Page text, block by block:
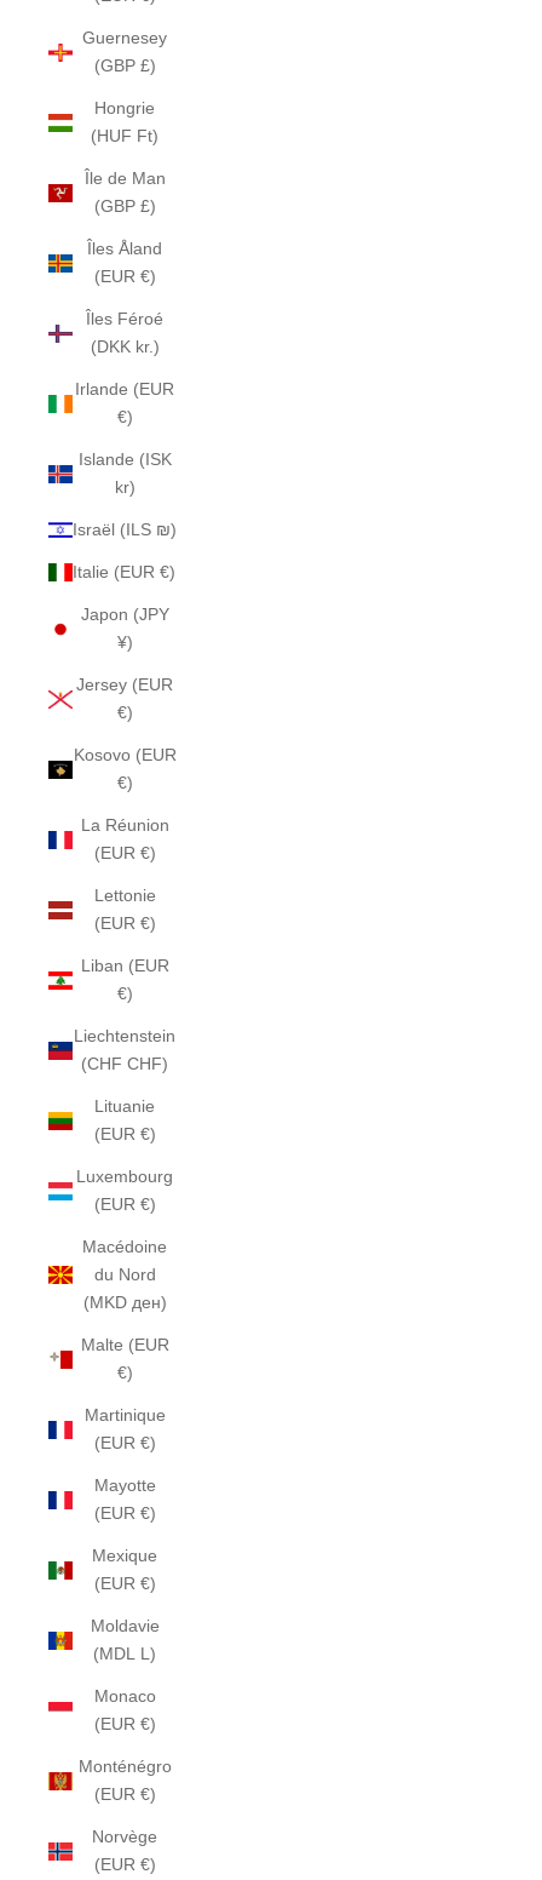
Guernesey
(GBP £)
Hongrie
(HUF Ft)
Île de Man
(GBP £)
Îles Åland
(EUR €)
Îles Féroé
(DKK kr.)
Irlande (EUR
€)
Islande (ISK
kr)
Israël (ILS ₪)
Italie (EUR €)
Japon (JPY
¥)
Jersey (EUR
€)
Kosovo (EUR
€)
La Réunion
(EUR €)
Lettonie
(EUR €)
Liban (EUR
€)
Liechtenstein
(CHF CHF)
Lituanie
(EUR €)
Luxembourg
(EUR €)
Macédoine
du Nord
(MKD ден)
Malte (EUR
€)
Martinique
(EUR €)
Mayotte
(EUR €)
Mexique
(EUR €)
Moldavie
(MDL L)
Monaco
(EUR €)
Monténégro
(EUR €)
Norvège
(EUR €)